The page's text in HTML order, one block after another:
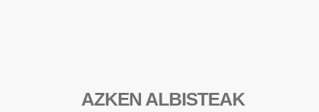
AZKEN ALBISTEAK